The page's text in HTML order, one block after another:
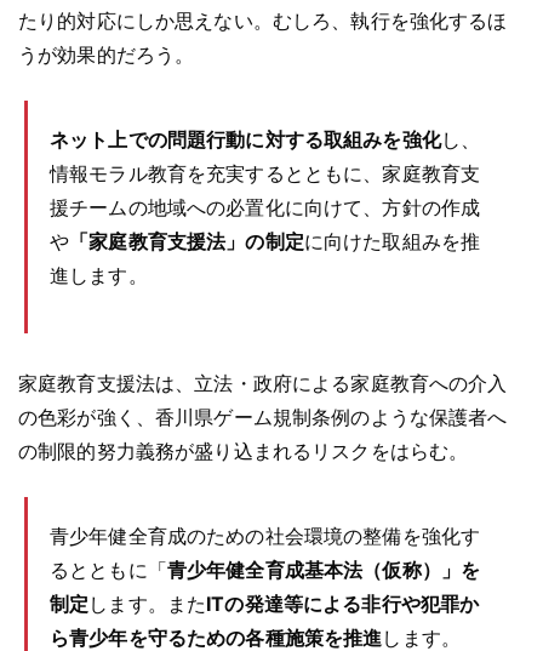
たり的対応にしか思えない。むしろ、執行を強化するほ
うが効果的だろう。
ネット上での問題行動に対する取組みを強化し、
情報モラル教育を充実するとともに、家庭教育支
援チームの地域への必置化に向けて、方針の作成
や 「家庭教育支援法」の制定に向けた取組みを推
進します。
家庭教育支援法は、立法・政府による家庭教育への介入
の色彩が強く、香川県ゲーム規制条例のような保護者へ
の制限的努力義務が盛り込まれるリスクをはらむ。
青少年健全育成のための社会環境の整備を強化す
るとともに「青少年健全育成基本法（仮称）」を
制定 します。またITの発達等による非行や犯罪か
ら青少年を守るための各種施策を推進します。